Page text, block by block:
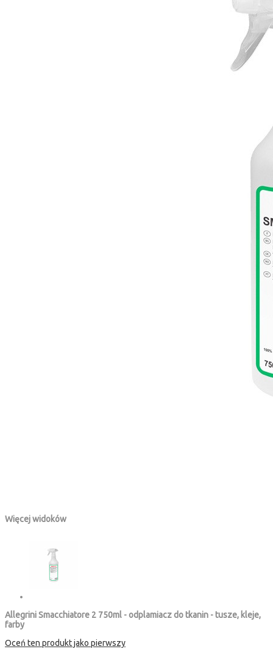
Więcej widoków
Allegrini Smacchiatore 2 750ml - odplamiacz do tkanin - tusze, kleje,
farby
Oceń ten produkt jako pierwszy